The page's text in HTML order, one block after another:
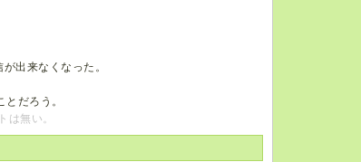
出来なくなった。
だろう。
は無い。